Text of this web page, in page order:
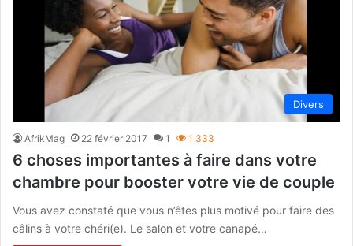
Divers
AfrikMag 22 février 2017 1 1 333
6 choses importantes à faire dans votre
chambre pour booster votre vie de couple
Vous avez constaté que vous n’êtes plus motivé pour faire des
câlins à votre chéri(e). Le salon et votre canapé…